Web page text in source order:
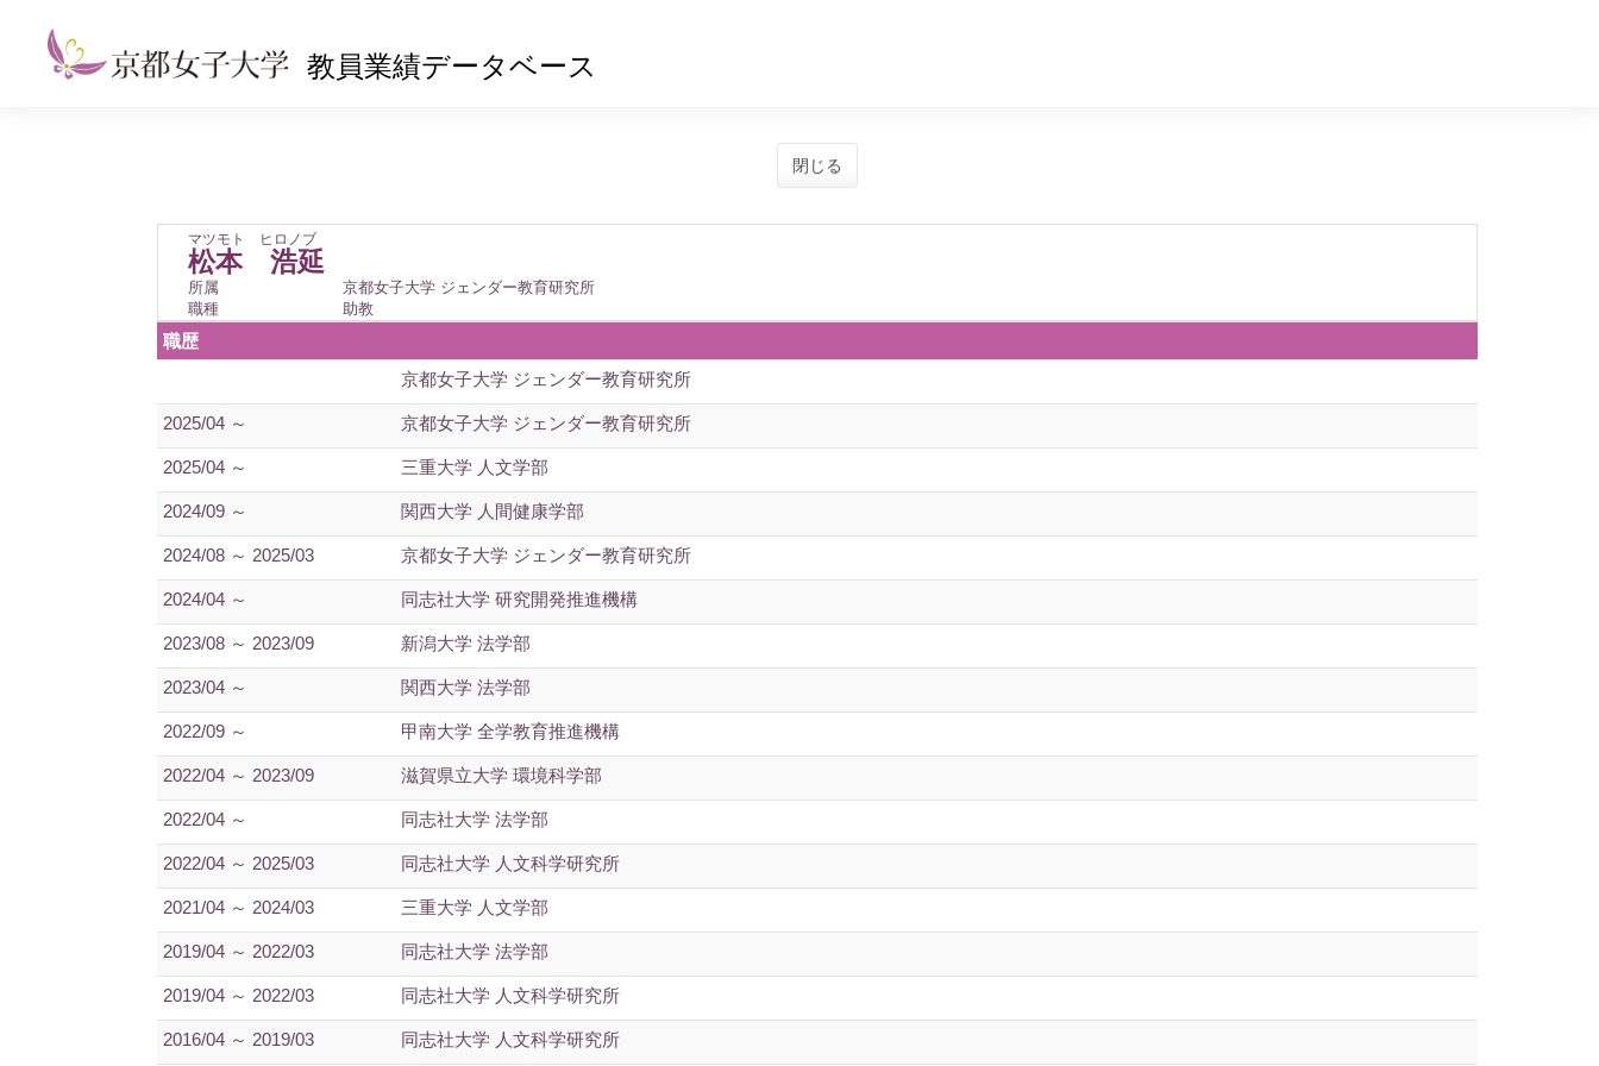
教員業績データベース
閉じる
マツモト ヒロノブ
松本 浩延
所属
京都女子大学 ジェンダー教育研究所
職種
助教
職歴
京都女子大学 ジェンダー教育研究所
2025/04 ～ 京都女子大学 ジェンダー教育研究所
2025/04 ～ 三重大学 人文学部
2024/09 ～ 関西大学 人間健康学部
2024/08 ～ 2025/03 京都女子大学 ジェンダー教育研究所
2024/04 ～ 同志社大学 研究開発推進機構
2023/08 ～ 2023/09 新潟大学 法学部
2023/04 ～ 関西大学 法学部
2022/09 ～ 甲南大学 全学教育推進機構
2022/04 ～ 2023/09 滋賀県立大学 環境科学部
2022/04 ～ 同志社大学 法学部
2022/04 ～ 2025/03 同志社大学 人文科学研究所
2021/04 ～ 2024/03 三重大学 人文学部
2019/04 ～ 2022/03 同志社大学 法学部
2019/04 ～ 2022/03 同志社大学 人文科学研究所
2016/04 ～ 2019/03 同志社大学 人文科学研究所